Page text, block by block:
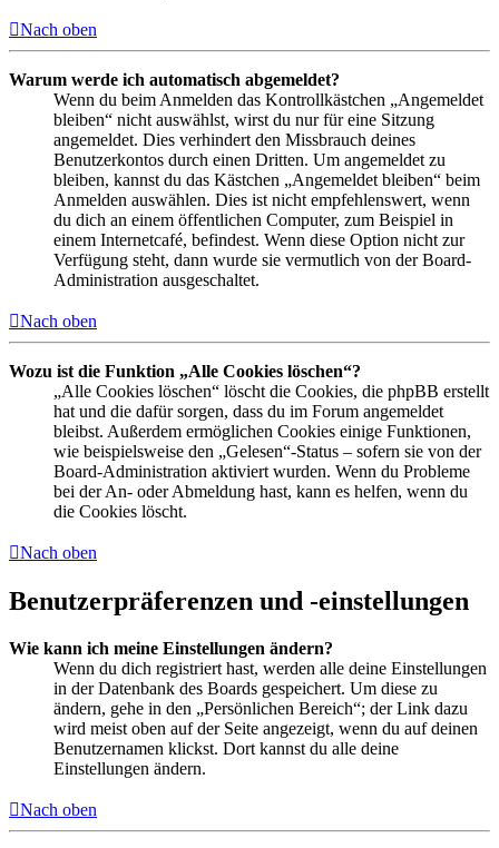
Nach oben
Warum werde ich automatisch abgemeldet?
Wenn du beim Anmelden das Kontrollkästchen „Angemeldet
bleiben“ nicht auswählst, wirst du nur für eine Sitzung
angemeldet. Dies verhindert den Missbrauch deines
Benutzerkontos durch einen Dritten. Um angemeldet zu
bleiben, kannst du das Kästchen „Angemeldet bleiben“ beim
Anmelden auswählen. Dies ist nicht empfehlenswert, wenn
du dich an einem öffentlichen Computer, zum Beispiel in
einem Internetcafé, befindest. Wenn diese Option nicht zur
Verfügung steht, dann wurde sie vermutlich von der Board-
Administration ausgeschaltet.
Nach oben
Wozu ist die Funktion „Alle Cookies löschen“?
„Alle Cookies löschen“ löscht die Cookies, die phpBB erstellt
hat und die dafür sorgen, dass du im Forum angemeldet
bleibst. Außerdem ermöglichen Cookies einige Funktionen,
wie beispielsweise den „Gelesen“-Status – sofern sie von der
Board-Administration aktiviert wurden. Wenn du Probleme
bei der An- oder Abmeldung hast, kann es helfen, wenn du
die Cookies löscht.
Nach oben
Benutzerpräferenzen und -einstellungen
Wie kann ich meine Einstellungen ändern?
Wenn du dich registriert hast, werden alle deine Einstellungen
in der Datenbank des Boards gespeichert. Um diese zu
ändern, gehe in den „Persönlichen Bereich“; der Link dazu
wird meist oben auf der Seite angezeigt, wenn du auf deinen
Benutzernamen klickst. Dort kannst du alle deine
Einstellungen ändern.
Nach oben